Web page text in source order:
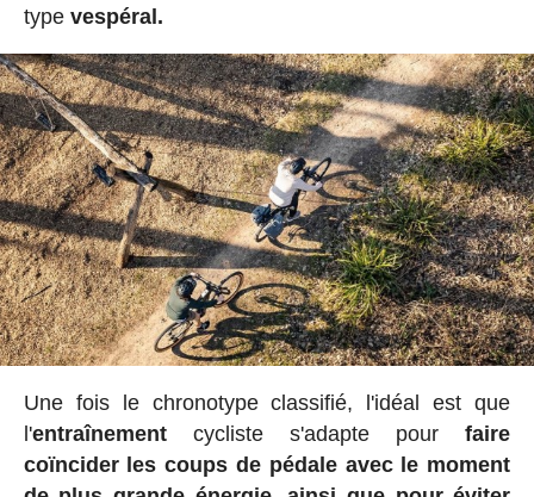
typevespéral.
Une fois le chronotype classifié, l'idéal est que
l'entraînementcycliste s'adapte pourfaire
coïncider les coups de pédale avec le moment